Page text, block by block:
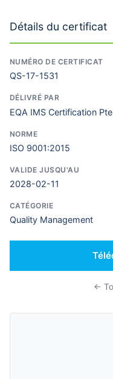
Détails du certificat
NUMÉRO DE CERTIFICAT
QS-17-1531
DÉLIVRÉ PAR
EQA IMS Certification
NORME
ISO 9001:2015
VALIDE JUSQU'AU
2028-02-11
CATÉGORIE
Quality Management
←